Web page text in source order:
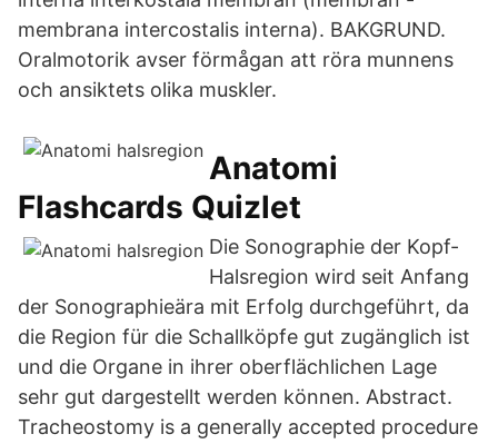
membrana intercostalis interna). BAKGRUND.
Oralmotorik avser förmågan att röra munnens
och ansiktets olika muskler.
Anatomi
Flashcards Quizlet
Die Sonographie der Kopf-
Halsregion wird seit Anfang
der Sonographieära mit Erfolg durchgeführt, da
die Region für die Schallköpfe gut zugänglich ist
und die Organe in ihrer oberflächlichen Lage
sehr gut dargestellt werden können. Abstract.
Tracheostomy is a generally accepted procedure